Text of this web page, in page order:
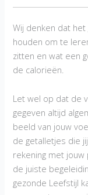
Wij denken dat
houden om te
zitten en wat een
de calorieën.
Let wel op dat de
gegeven altijd
beeld van jouw
de getalletjes die
rekening met
de juiste
gezonde Leefstijl